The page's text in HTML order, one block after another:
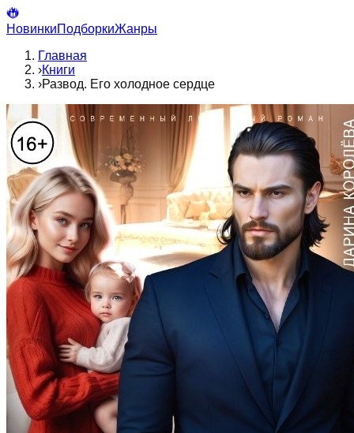
НовинкиПодборкиЖанры
Главная
›Книги
›Развод. Его холодное сердце